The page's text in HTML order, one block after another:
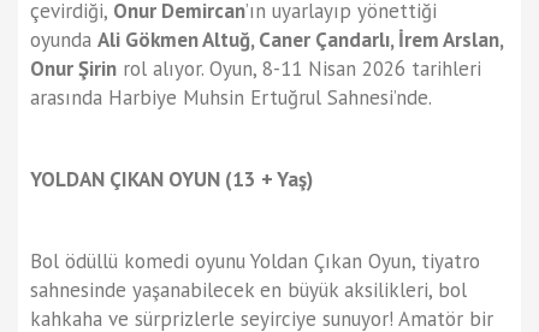
çevirdiği, Onur Demircan’ın uyarlayıp yönettiği
oyunda Ali Gökmen Altuğ, Caner Çandarlı, İrem Arslan,
Onur Şirin rol alıyor. Oyun, 8-11 Nisan 2026 tarihleri
arasında Harbiye Muhsin Ertuğrul Sahnesi’nde.
YOLDAN ÇIKAN OYUN (13 + Yaş)
Bol ödüllü komedi oyunu Yoldan Çıkan Oyun, tiyatro
sahnesinde yaşanabilecek en büyük aksilikleri, bol
kahkaha ve sürprizlerle seyirciye sunuyor! Amatör bir